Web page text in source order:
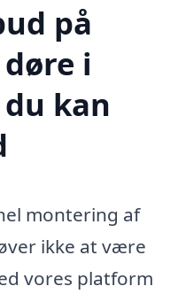
på
i
kan
montering af
ikke at være
vores platform